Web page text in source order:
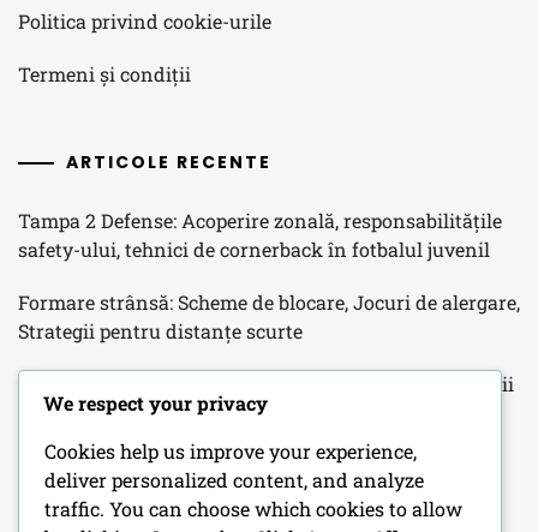
Politica privind cookie-urile
Termeni și condiții
ARTICOLE RECENTE
Tampa 2 Defense: Acoperire zonală, responsabilitățile
safety-ului, tehnici de cornerback în fotbalul juvenil
Formare strânsă: Scheme de blocare, Jocuri de alergare,
Strategii pentru distanțe scurte
Formarea Quads: Strategii de suprasarcină, Combinații
de rute, Ajustări defensive
Apărarea om-la-om: Principii de acoperire, Exerciții
tehnice, Împerecherea jucătorilor în Fotbalul pentru
Tineret
We respect your privacy
Cookies help us improve your experience,
deliver personalized content, and analyze
traffic. You can choose which cookies to allow